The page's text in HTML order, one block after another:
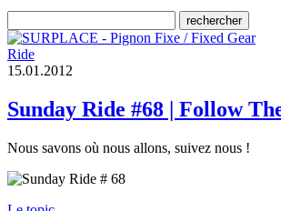
Ride
1 5.01 .201 2
Sunday Ride #68 | Follow
Nous savons où nous allons, suivez nous !